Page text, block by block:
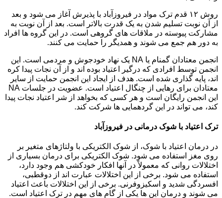
روش ۱۲ قدم ترک مواد در فیروزآباد با پذیرش آغاز می شود و بعد
از آن نوبت تسلیم شدن به یک قدرت بالاتر است. بعد از آن نوبت به
مشارکت پیوسته در ملاقات های گروهی است. در این گروه ها افراد
به دور هم جمع می شوند و همدیگر را حمایت می کنند.
انجمن معتادان گمنام یا NA یک نهاد خودجوش و مردمی است. این
انجمن توسط افرادی که درگیر اعتیاد بوده اند و از آن نجات پیدا کره
اند، پایه گذاری شده است. هدف از ایجاد این انجمن حمایت از سایر
معتادان برای رهایی از چنگال اعتیاد است. عضویت در جلسات NA
این انجمن رایگان است و هر کسی که بخواهد از شر اعتیاد نجات پیدا
کند، می تواند در این گردهمایی ها شرکت کند.
ترک اعتیاد با شوک درمانی در فیروزآباد
در درمان اعتیاد با شوک، از شوک الکتریکی با ولتاژهای متغیر بر
روی مغز استفاده می شود. شوک الکتریکی برای درمان بسیاری از
اختلالات روانی که معمولاً در آنها افکار خودکشی هم وجود دارد،
استفاده می شود. برخی از این اختلالات عبارت اند از دوقطبی،
افسردگی شدید و اسکیزوفرنی. برخی از این اختلالات باعث اعتیاد
می شوند و درمان این ها یکی از گام های مهم در ترک اعتیاد است.